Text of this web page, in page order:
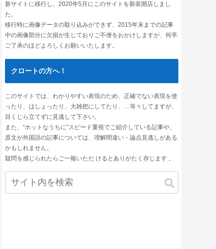
新サイトに移行し、2020年5月にこのサイトを新装開店しまし
た。
移行時に画像データの取り込みができず、2015年末までの記事
中の画像部分に欠損が生じておりご不便をおかけしますが、何卒
ご了承のほどよろしくお願いいたします。
クロートの方へ！
このサイトでは、わかりやすい表現のため、正確でない表現を使
ったり、はしょったり、大雑把にしてたり、…等々してますが、
目くじら立てずに見逃して下さい。
また、“ホットなうちに”スピード重視でご紹介している記事や、
原文が外国語の記事については、理解間違い・論点見逃しがある
かもしれません。
疑問を感じられたらご一報いただ けるとありがたく存じます 。